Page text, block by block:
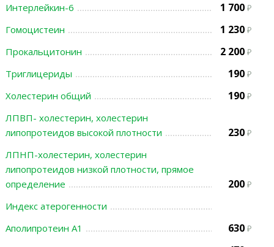
Интерлейкин-6 1 700
Гомоцистеин 1 230
Прокальцитонин 2 200
Триглицериды 190
Холестерин общий 190
ЛПВП- холестерин, холестерин
липопротеидов высокой плотности
230
ЛПНП-холестерин, холестерин
липопротеидов низкой плотности, прямое
определение
200
Индекс атерогенности
Аполипротеин А1
630